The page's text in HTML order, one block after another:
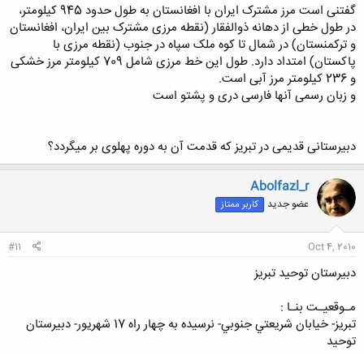
گفتنی است مرز مشترک ایران با افغانستان به طول حدود 945 کیلومتر،
در طول خطی از دهانه ذوالفقار (نقطه مرزی مشترک بین ایران، افغانستان
و ترکمنستان) در شمال تا کوه ملک سپاه در جنوب (نقطه مرزی با
پاکستان) امتداد دارد. طول این خط مرزی شامل 709 کیلومتر مرز خشکی
و 236 کیلومتر مرز آبی است.
و زبان رسمی آنها فارسی دری و پشتو است
دبیرستانی قدیمی در تبریز که قدمت آن به دوره پهلوی بر میگردد؟
Abolfazl_r
عضو جدید کاربر ممتاز
Oct 4, 2010
#11
دبيرستان توحيد تبريز
مـوقعيـت بنـا :
تبريز- خيابان شريعتي جنوبي- نرسيده به چهار راه 17 شهريور- دبيرستان
توحيد